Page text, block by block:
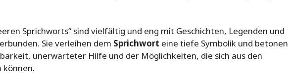
Sprichworts“ sind vielfältig und eng mit Geschichten, Legenden und
Sie verleihen dem Sprichwort eine tiefe Symbolik und betonen
unerwarteter Hilfe und der Möglichkeiten, die sich aus den
können.